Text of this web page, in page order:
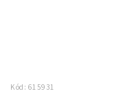
Kód: 615931